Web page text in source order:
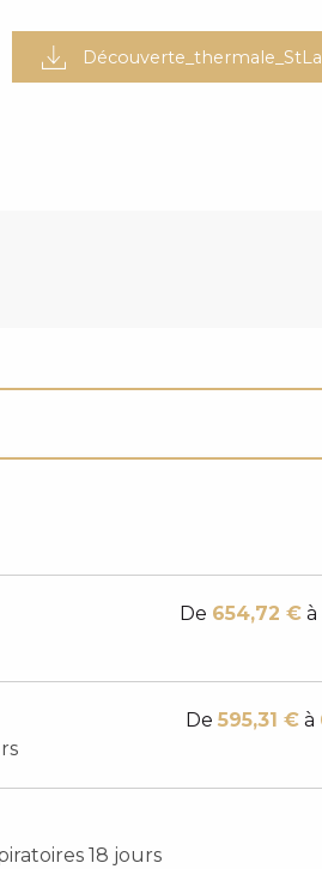
De 654,72 € à
De595,31 € à
18 jours